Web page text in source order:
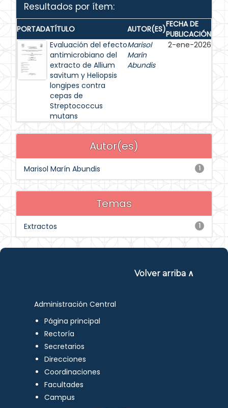
Resultados por ítem:
PORTADATÍTULO AUTOR(ES)FECHA DE
PUBLICACIÓN
Evaluación del efecto
antimicrobiano del
extracto de Allium
savitum y Heliopsis
longipes contra
cepas de
Streptococcus
mutans
Marisol
Marín
Abundis
2-ene-2026
Autor(es)
1
Marisol Marín Abundis
Temas
1
Extractos
Volver arriba ∧
Administración Central
Página principal
Rectoría
Secretarios
Direcciones
Coordinaciones
Facultades
Campus